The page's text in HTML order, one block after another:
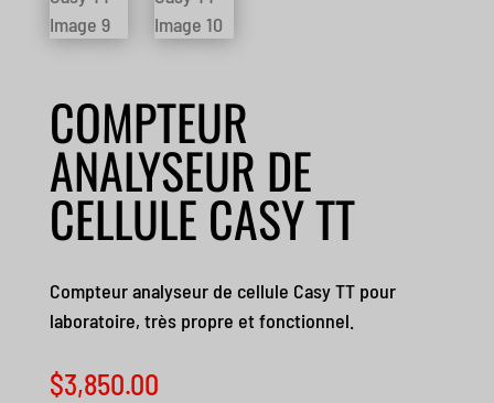
COMPTEUR
ANALYSEUR DE
CELLULE CASY TT
Compteur analyseur de cellule Casy TT pour
laboratoire, très propre et fonctionnel.
$3,850.00